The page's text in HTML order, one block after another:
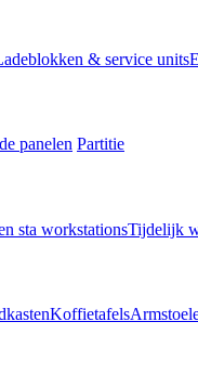
& service units
panelen Partitie
sta workstationsTijdelijk
Koffietafels